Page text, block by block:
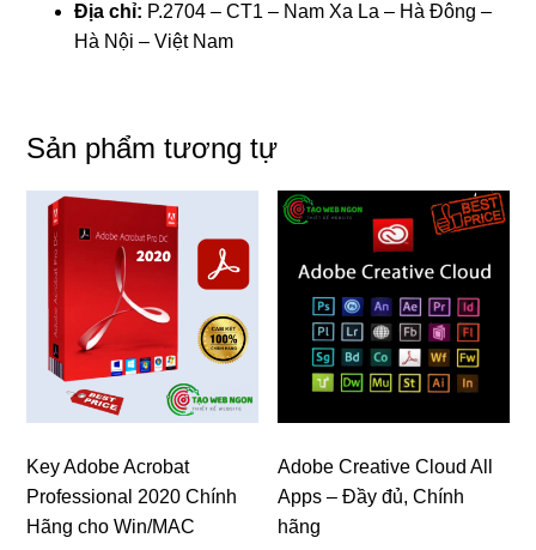
Địa chỉ: P.2704 – CT1 – Nam Xa La – Hà Đông –
Hà Nội – Việt Nam
Sản phẩm tương tự
Key Adobe Acrobat
Professional 2020 Chính
Hãng cho Win/MAC
Adobe Creative Cloud All
Apps – Đầy đủ, Chính
hãng